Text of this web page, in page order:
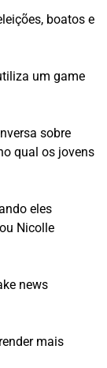
boatos e
um game
sobre
qual os jovens
eles
Nicolle
news
mais